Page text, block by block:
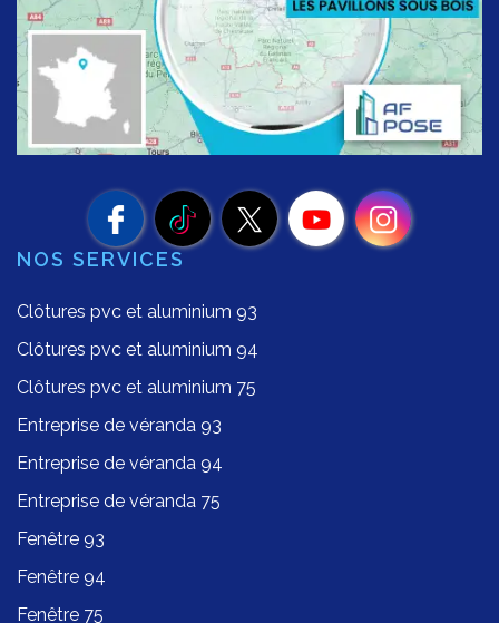
NOS SERVICES
Clôtures pvc et aluminium 93
Clôtures pvc et aluminium 94
Clôtures pvc et aluminium 75
Entreprise de véranda 93
Entreprise de véranda 94
Entreprise de véranda 75
Fenêtre 93
Fenêtre 94
Fenêtre 75